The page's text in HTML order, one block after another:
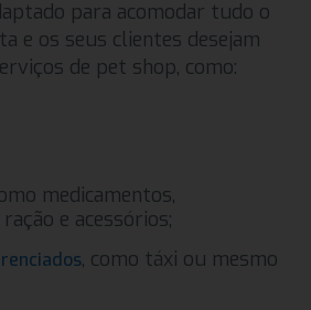
para acomodar tudo o
e os seus clientes desejam
de pet shop, como:
medicamentos,
e acessórios;
, como táxi ou mesmo